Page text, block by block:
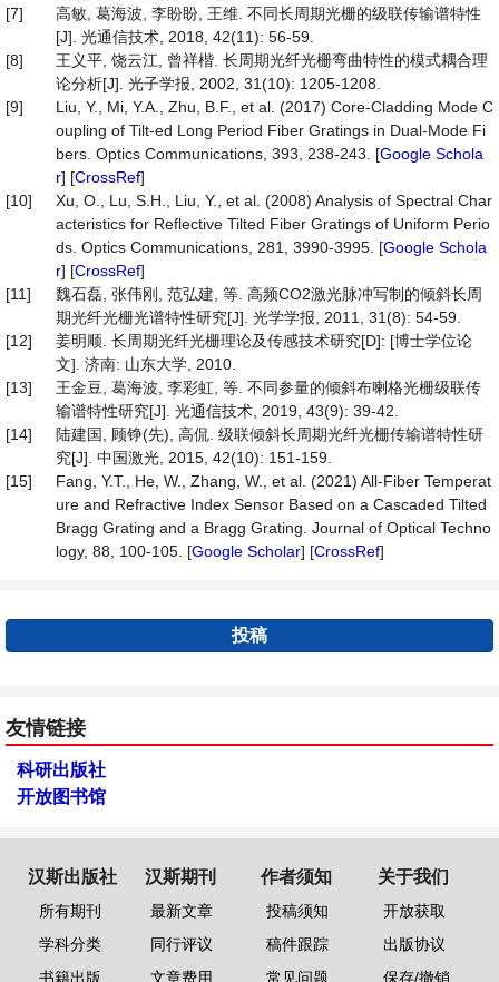
[7]
高敏, 葛海波, 李盼盼, 王维. 不同长周期光栅的级联传输谱特性
[J]. 光通信技术, 2018, 42(11): 56-59.
[8]
王义平, 饶云江, 曾祥楷. 长周期光纤光栅弯曲特性的模式耦合理
论分析[J]. 光子学报, 2002, 31(10): 1205-1208.
[9]
Liu, Y., Mi, Y.A., Zhu, B.F., et al. (2017) Core-Cladding Mode C
oupling of Tilt-ed Long Period Fiber Gratings in Dual-Mode Fi
bers. Optics Communications, 393, 238-243. [Google Schola
r] [CrossRef]
[10]
Xu, O., Lu, S.H., Liu, Y., et al. (2008) Analysis of Spectral Char
acteristics for Reflective Tilted Fiber Gratings of Uniform Perio
ds. Optics Communications, 281, 3990-3995. [Google Schola
r] [CrossRef]
[11]
魏石磊, 张伟刚, 范弘建, 等. 高频CO2激光脉冲写制的倾斜长周
期光纤光栅光谱特性研究[J]. 光学学报, 2011, 31(8): 54-59.
[12]
姜明顺. 长周期光纤光栅理论及传感技术研究[D]: [博士学位论
文]. 济南: 山东大学, 2010.
[13]
王金豆, 葛海波, 李彩虹, 等. 不同参量的倾斜布喇格光栅级联传
输谱特性研究[J]. 光通信技术, 2019, 43(9): 39-42.
[14]
陆建国, 顾铮(先), 高侃. 级联倾斜长周期光纤光栅传输谱特性研
究[J]. 中国激光, 2015, 42(10): 151-159.
[15]
Fang, Y.T., He, W., Zhang, W., et al. (2021) All-Fiber Temperat
ure and Refractive Index Sensor Based on a Cascaded Tilted
Bragg Grating and a Bragg Grating. Journal of Optical Techno
logy, 88, 100-105. [Google Scholar] [CrossRef]
投稿
友情链接
科研出版社
开放图书馆
汉斯出版社
所有期刊
学科分类
书籍出版
汉斯期刊
最新文章
同行评议
文章费用
作者须知
投稿须知
稿件跟踪
常见问题
关于我们
开放获取
出版协议
保存/撤销